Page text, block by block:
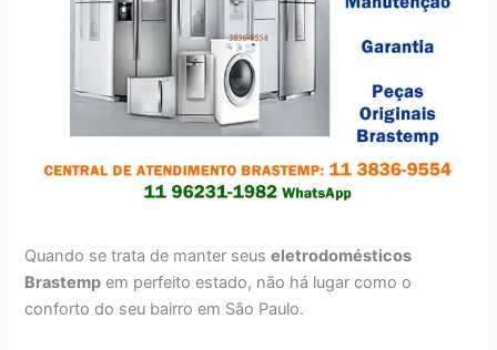
Quando se trata de manter seuseletrodomésticos
Brastemp em perfeito estado, não há lugar como o
conforto do seu bairro em São Paulo.